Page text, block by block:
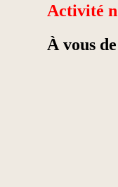
Activité
À vous